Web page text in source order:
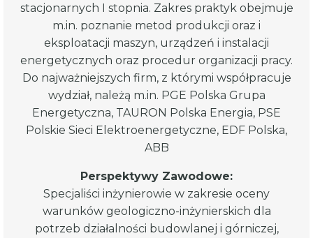
stacjonarnych I stopnia. Zakres praktyk obejmuje
m.in. poznanie metod produkcji oraz i
eksploatacji maszyn, urządzeń i instalacji
energetycznych oraz procedur organizacji pracy.
Do najważniejszych firm, z którymi współpracuje
wydział, należą m.in. PGE Polska Grupa
Energetyczna, TAURON Polska Energia, PSE
Polskie Sieci Elektroenergetyczne, EDF Polska,
ABB
Perspektywy Zawodowe:
Specjaliści inżynierowie w zakresie oceny
warunków geologiczno-inżynierskich dla
potrzeb działalności budowlanej i górniczej,